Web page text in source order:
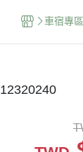
車宿專